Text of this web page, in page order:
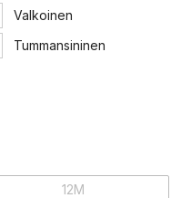
Valkoinen
Tummansininen
12M